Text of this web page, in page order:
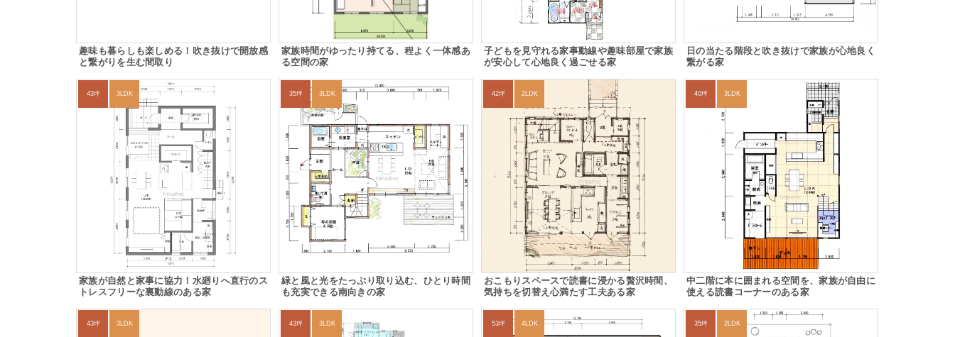
趣味も暮らしも楽しめる！吹き抜けで開放感
と繋がりを生む間取り
家族時間がゆったり持てる、程よく一体感あ
る空間の家
子どもを見守れる家事動線や趣味部屋で家族
が安心して心地良く過ごせる家
日の当たる階段と吹き抜けで家族が心地良く
繋がる家
43坪 3LDK
家族が自然と家事に協力！水廻りへ直行のス
トレスフリーな裏動線のある家
35坪 3LDK
緑と風と光をたっぷり取り込む、ひとり時間
も充実できる南向きの家
42坪 2LDK
おこもりスペースで読書に浸かる贅沢時間、
気持ちを切替え心満たす工夫ある家
40坪 3LDK
中二階に本に囲まれる空間を、家族が自由に
使える読書コーナーのある家
43坪 3LDK 43坪 3LDK 53坪 4LDK 35坪 2LDK